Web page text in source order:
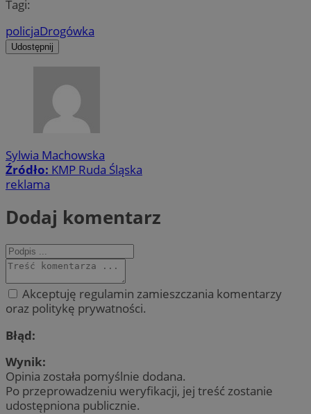
Tagi:
policjaDrogówka
Udostępnij
Sylwia Machowska
Źródło: KMP Ruda Śląska
reklama
Dodaj komentarz
Akceptuję regulamin zamieszczania komentarzy
oraz politykę prywatności.
Błąd:
Wynik:
Opinia została pomyślnie dodana.
Po przeprowadzeniu weryfikacji, jej treść zostanie
udostępniona publicznie.